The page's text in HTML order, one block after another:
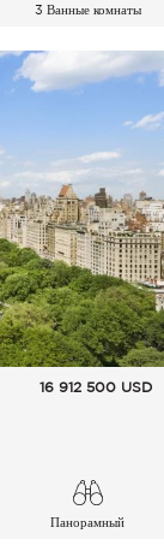
3 Ванные комнаты
16 912 500 USD
Панорамный